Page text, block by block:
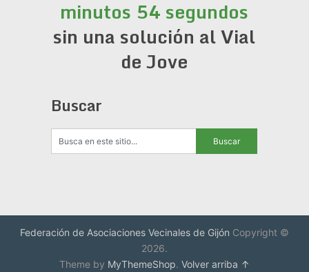
minutos 54 segundos
sin una solución al Vial
de Jove
Buscar
Federación de Asociaciones Vecinales de Gijón Copyright ©
2026.
Theme by MyThemeShop. Volver arriba ↑